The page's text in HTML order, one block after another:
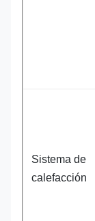
Sistema de
calefacción